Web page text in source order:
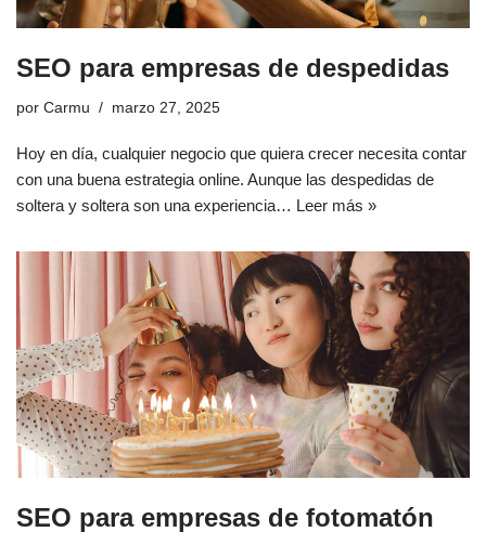
SEO para empresas de despedidas
por Carmu marzo 27, 2025
Hoy en día, cualquier negocio que quiera crecer necesita contar
con una buena estrategia online. Aunque las despedidas de
soltera y soltera son una experiencia… Leer más »
SEO para empresas de fotomatón